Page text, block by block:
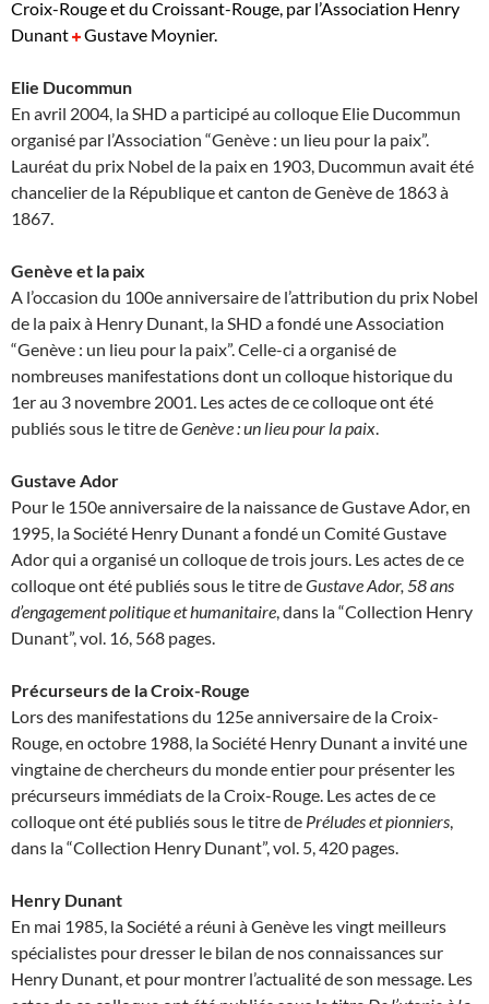
Croix-Rouge et du Croissant-Rouge, par l’Association Henry
Dunant
Gustave Moynier.
Elie Ducommun
En avril 2004, la SHD a participé au colloque Elie Ducommun
organisé par l’Association “Genève : un lieu pour la paix”.
Lauréat du prix Nobel de la paix en 1903, Ducommun avait été
chancelier de la République et canton de Genève de 1863 à
1867.
Genève et la paix
A l’occasion du 100e anniversaire de l’attribution du prix Nobel
de la paix à Henry Dunant, la SHD a fondé une Association
“Genève : un lieu pour la paix”. Celle-ci a organisé de
nombreuses manifestations dont un colloque historique du
1er au 3 novembre 2001. Les actes de ce colloque ont été
publiés sous le titre deGenève : un lieu pour la paix.
Gustave Ador
Pour le 150e anniversaire de la naissance de Gustave Ador, en
1995, la Société Henry Dunant a fondé un Comité Gustave
Ador qui a organisé un colloque de trois jours. Les actes de ce
colloque ont été publiés sous le titre deGustave Ador, 58 ans
d’engagement politique et humanitaire, dans la “Collection Henry
Dunant”, vol. 16, 568 pages.
Précurseurs de la Croix-Rouge
Lors des manifestations du 125e anniversaire de la Croix-
Rouge, en octobre 1988, la Société Henry Dunant a invité une
vingtaine de chercheurs du monde entier pour présenter les
précurseurs immédiats de la Croix-Rouge. Les actes de ce
colloque ont été publiés sous le titre de Préludes et pionniers,
dans la “Collection Henry Dunant”, vol. 5, 420 pages.
Henry Dunant
En mai 1985, la Société a réuni à Genève les vingt meilleurs
spécialistes pour dresser le bilan de nos connaissances sur
Henry Dunant, et pour montrer l’actualité de son message. Les